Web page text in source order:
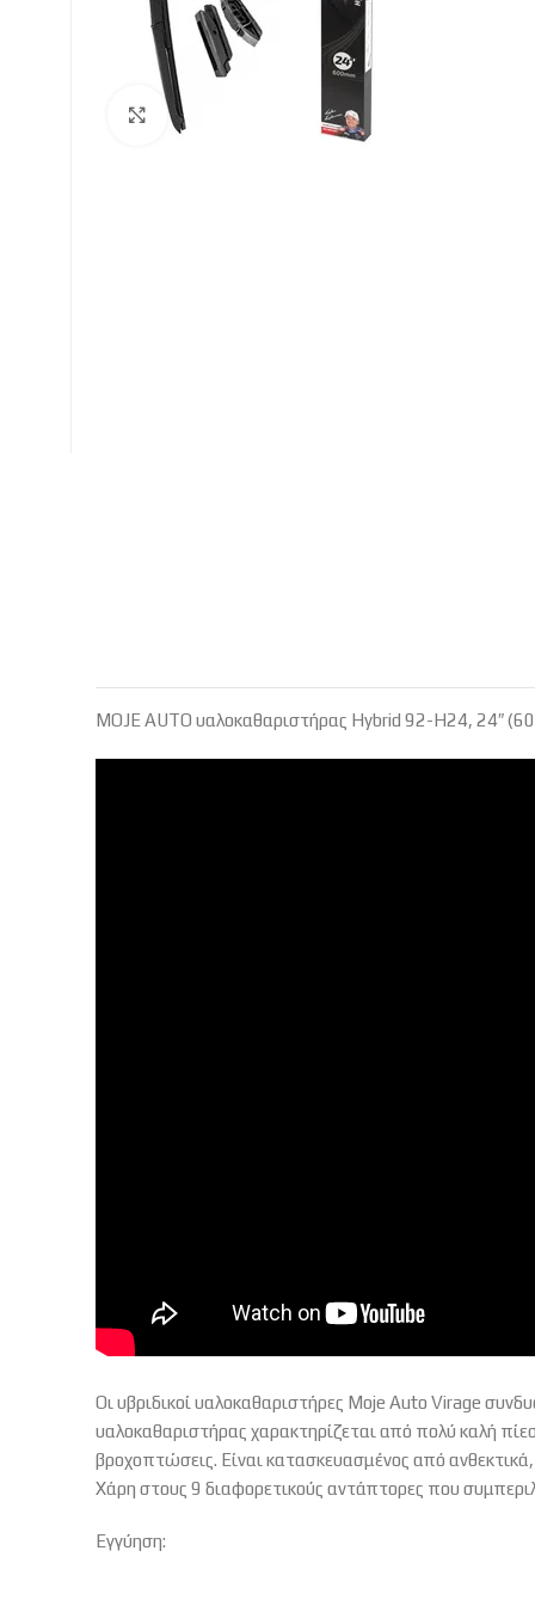
Click to enlarge
MOJE AUTO υαλοκαθαριστήρας Hybrid 92-H24, 24″
Οι υβριδικοί υαλοκαθαριστήρες Moje Auto Virage
υαλοκαθαριστήρας χαρακτηρίζεται από πολύ καλή
βροχοπτώσεις. Είναι κατασκευασμένος από
Χάρη στους 9 διαφορετικούς αντάπτορες που
Εγγύηση: